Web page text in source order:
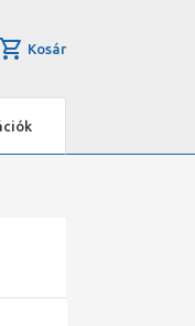
Kosár